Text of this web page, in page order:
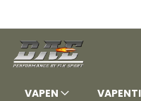
TILL
INNEHÅLLET
VAPEN